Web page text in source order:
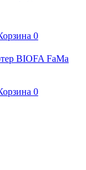
0
0